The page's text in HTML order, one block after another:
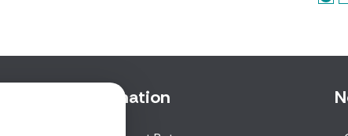
Information